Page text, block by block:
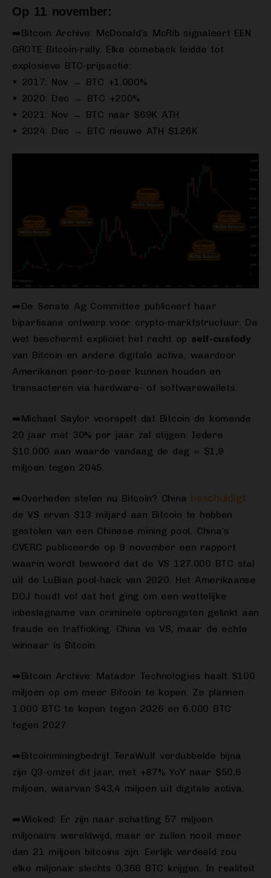
Op 11 november:
➡️Bitcoin Archive: McDonald’s McRib signaleert EEN
GROTE Bitcoin-rally. Elke comeback leidde tot
explosieve BTC-prijsactie:
• 2017: Nov → BTC +1.000%
• 2020: Dec → BTC +200%
• 2021: Nov → BTC naar $69K ATH
• 2024: Dec → BTC nieuwe ATH $126K
➡️De Senate Ag Committee publiceert haar
bipartisane ontwerp voor crypto-marktstructuur. De
wet beschermt expliciet het recht op self-custody
van Bitcoin en andere digitale activa, waardoor
Amerikanen peer-to-peer kunnen houden en
transacteren via hardware- of softwarewallets.
➡️Michael Saylor voorspelt dat Bitcoin de komende
20 jaar met 30% per jaar zal stijgen. Iedere
$10.000 aan waarde vandaag de dag = $1,9
miljoen tegen 2045.
➡️Overheden stelen nu Bitcoin? China beschuldigt
de VS ervan $13 miljard aan Bitcoin te hebben
gestolen van een Chinese mining pool. China’s
CVERC publiceerde op 9 november een rapport
waarin wordt beweerd dat de VS 127.000 BTC stal
uit de LuBian pool-hack van 2020. Het Amerikaanse
DOJ houdt vol dat het ging om een wettelijke
inbeslagname van criminele opbrengsten gelinkt aan
fraude en trafficking. China vs VS, maar de echte
winnaar is Bitcoin.
➡️Bitcoin Archive: Matador Technologies haalt $100
miljoen op om meer Bitcoin te kopen. Ze plannen
1.000 BTC te kopen tegen 2026 en 6.000 BTC
tegen 2027.
➡️Bitcoinminingbedrijf TeraWulf verdubbelde bijna
zijn Q3-omzet dit jaar, met +87% YoY naar $50,6
miljoen, waarvan $43,4 miljoen uit digitale activa.
➡️Wicked: Er zijn naar schatting 57 miljoen
miljonairs wereldwijd, maar er zullen nooit meer
dan 21 miljoen bitcoins zijn. Eerlijk verdeeld zou
elke miljonair slechts 0,366 BTC krijgen. In realiteit